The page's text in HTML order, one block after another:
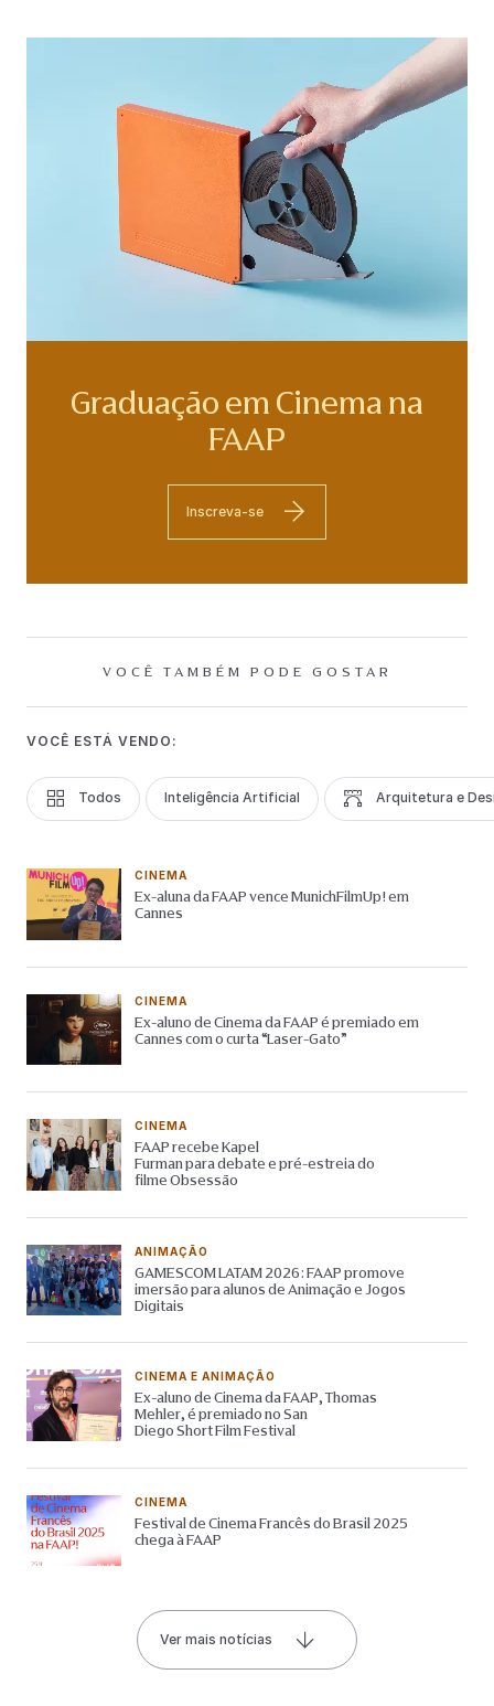
Graduação em Cinema na
FAAP
Inscreva-se
VOCÊ TAMBÉM PODE GOSTAR
VOCÊ ESTÁ VENDO:
Todos Inteligência Artificial Arquitetura e
CINEMA
Ex-aluna da FAAP vence MunichFilmUp! em
Cannes
CINEMA
Ex-aluno de Cinema da FAAP é premiado em
Cannes com o curta “Laser-Gato”
CINEMA
FAAP recebe Kapel
Furman para debate e pré-estreia do
filme Obsessão
ANIMAÇÃO
GAMESCOM LATAM 2026: FAAP promove
imersão para alunos de Animação e Jogos
Digitais
CINEMA E ANIMAÇÃO
Ex-aluno de Cinema da FAAP, Thomas
Mehler, é premiado no San
Diego Short Film Festival
CINEMA
Festival de Cinema Francês do Brasil 2025
chega à FAAP
Ver mais notícias